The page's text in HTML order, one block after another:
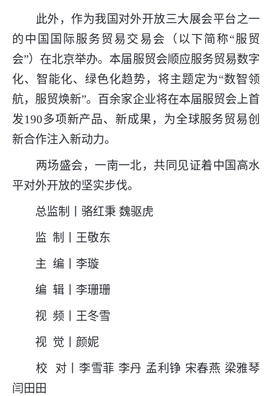
此外，作为我国对外开放三大展会平台之一
的中国国际服务贸易交易会（以下简称“服贸
会”）在北京举办。本届服贸会顺应服务贸易数字
化、智能化、绿色化趋势，将主题定为“数智领
航，服贸焕新”。百余家企业将在本届服贸会上首
发190多项新产品、新成果，为全球服务贸易创
新合作注入新动力。
两场盛会，一南一北，共同见证着中国高水
平对外开放的坚实步伐。
总监制丨骆红秉 魏驱虎
监 制丨王敬东
主 编丨李璇
编 辑丨李珊珊
视 频丨王冬雪
视 觉丨颜妮
校 对丨李雪菲 李丹 孟利铮 宋春燕 梁雅琴
闫田田